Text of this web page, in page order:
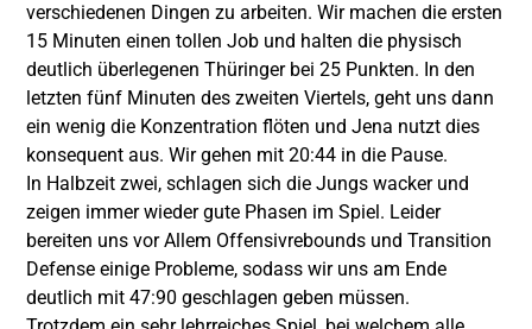
verschiedenen Dingen zu arbeiten. Wir machen die ersten
15 Minuten einen tollen Job und halten die physisch
deutlich überlegenen Thüringer bei 25 Punkten. In den
letzten fünf Minuten des zweiten Viertels, geht uns dann
ein wenig die Konzentration flöten und Jena nutzt dies
konsequent aus. Wir gehen mit 20:44 in die Pause.
In Halbzeit zwei, schlagen sich die Jungs wacker und
zeigen immer wieder gute Phasen im Spiel. Leider
bereiten uns vor Allem Offensivrebounds und Transition
Defense einige Probleme, sodass wir uns am Ende
deutlich mit 47:90 geschlagen geben müssen.